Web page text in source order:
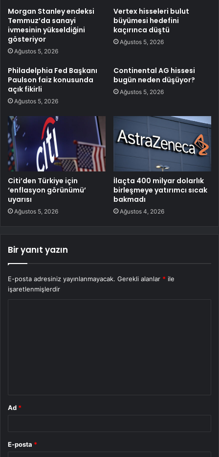
Morgan Stanley endeksi
Temmuz’da sanayi
ivmesinin yükseldiğini
gösteriyor
Ağustos 5, 2026
Vertex hisseleri bulut
büyümesi hedefini
kaçırınca düştü
Ağustos 5, 2026
Philadelphia Fed Başkanı
Paulson faiz konusunda
açık fikirli
Ağustos 5, 2026
Continental AG hissesi
bugün neden düşüyor?
Ağustos 5, 2026
Citi’den Türkiye için
‘enflasyon görünümü’
uyarısı
Ağustos 5, 2026
İlaçta 400 milyar dolarlık
birleşmeye yatırımcı sıcak
bakmadı
Ağustos 4, 2026
Bir yanıt yazın
E-posta adresiniz yayınlanmayacak. Gerekli alanlar * ile
işaretlenmişlerdir
Ad *
E-posta *